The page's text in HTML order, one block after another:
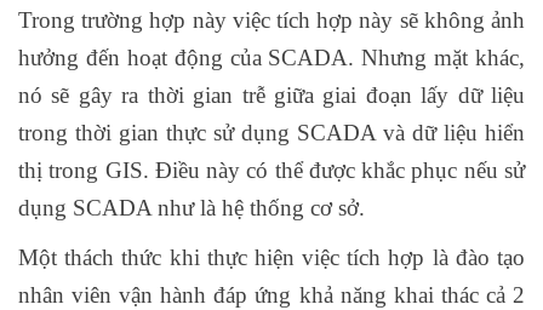
Trong trường hợp này việc tích hợp này sẽ không ảnh
hưởng đến hoạt động của SCADA. Nhưng mặt khác,
nó sẽ gây ra thời gian trễ giữa giai đoạn lấy dữ liệu
trong thời gian thực sử dụng SCADA và dữ liệu hiển
thị trong GIS. Điều này có thể được khắc phục nếu sử
dụng SCADA như là hệ thống cơ sở.
Một thách thức khi thực hiện việc tích hợp là đào tạo
nhân viên vận hành đáp ứng khả năng khai thác cả 2